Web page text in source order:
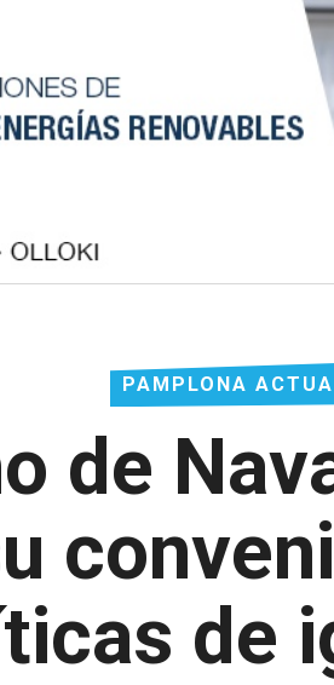
PAMPLONA
de
de